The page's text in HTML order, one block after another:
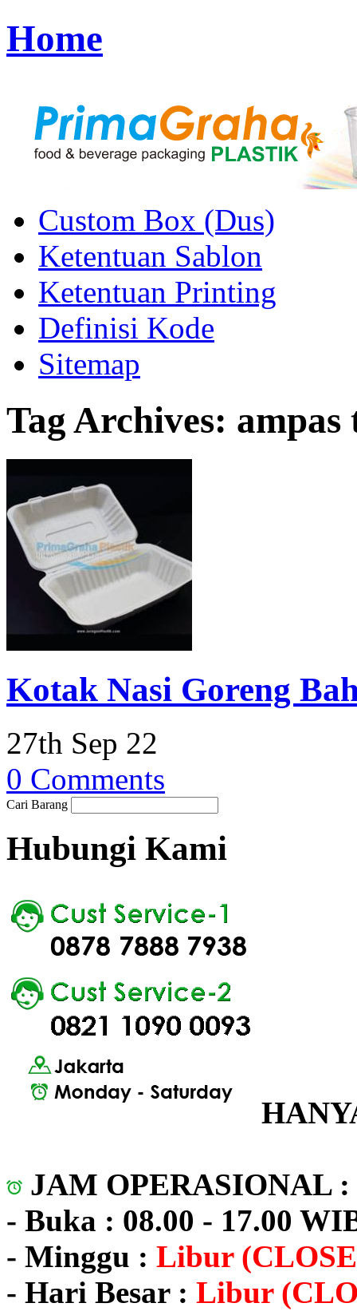
Home
Custom Box (Dus)
Ketentuan Sablon
Ketentuan Printing
Definisi Kode
Sitemap
Tag Archives: ampas
Kotak Nasi Goreng
27th Sep 22
0 Comments
Cari Barang
Hubungi Kami
JAM OPERASIONAL :
- Buka : 08.00 - 17.00
- Minggu : Libur
- Hari Besar : Libur